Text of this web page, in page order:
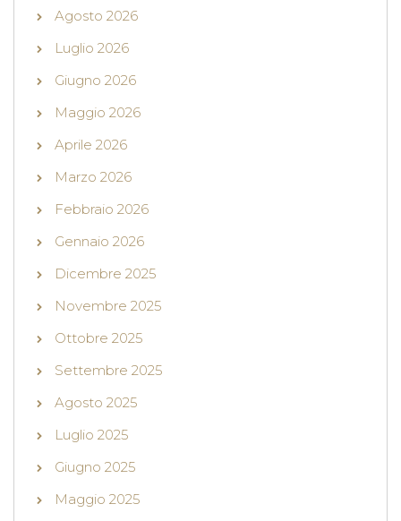
Agosto 2026
Luglio 2026
Giugno 2026
Maggio 2026
Aprile 2026
Marzo 2026
Febbraio 2026
Gennaio 2026
Dicembre 2025
Novembre 2025
Ottobre 2025
Settembre 2025
Agosto 2025
Luglio 2025
Giugno 2025
Maggio 2025